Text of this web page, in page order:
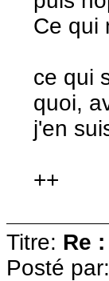
Ce qui
ce qui
quoi,
j'en
++
Titre: Re
Posté par: